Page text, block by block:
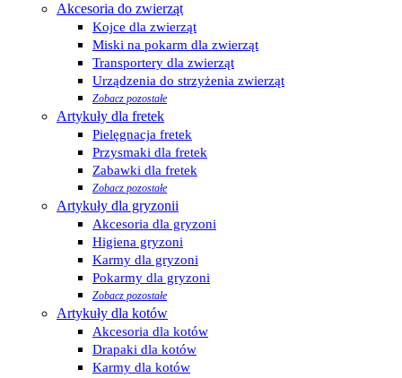
Akcesoria do zwierząt
Kojce dla zwierząt
Miski na pokarm dla zwierząt
Transportery dla zwierząt
Urządzenia do strzyżenia zwierząt
Zobacz pozostałe
Artykuły dla fretek
Pielęgnacja fretek
Przysmaki dla fretek
Zabawki dla fretek
Zobacz pozostałe
Artykuły dla gryzonii
Akcesoria dla gryzoni
Higiena gryzoni
Karmy dla gryzoni
Pokarmy dla gryzoni
Zobacz pozostałe
Artykuły dla kotów
Akcesoria dla kotów
Drapaki dla kotów
Karmy dla kotów